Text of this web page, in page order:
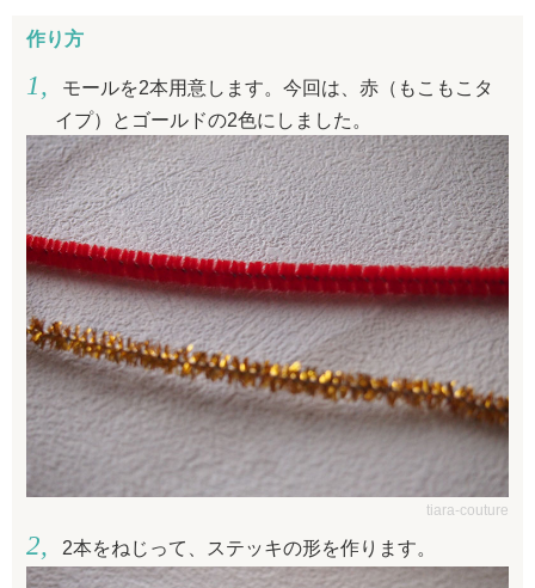
作り方
モールを2本用意します。今回は、赤（もこもこタ
イプ）とゴールドの2色にしました。
tiara-couture
2本をねじって、ステッキの形を作ります。